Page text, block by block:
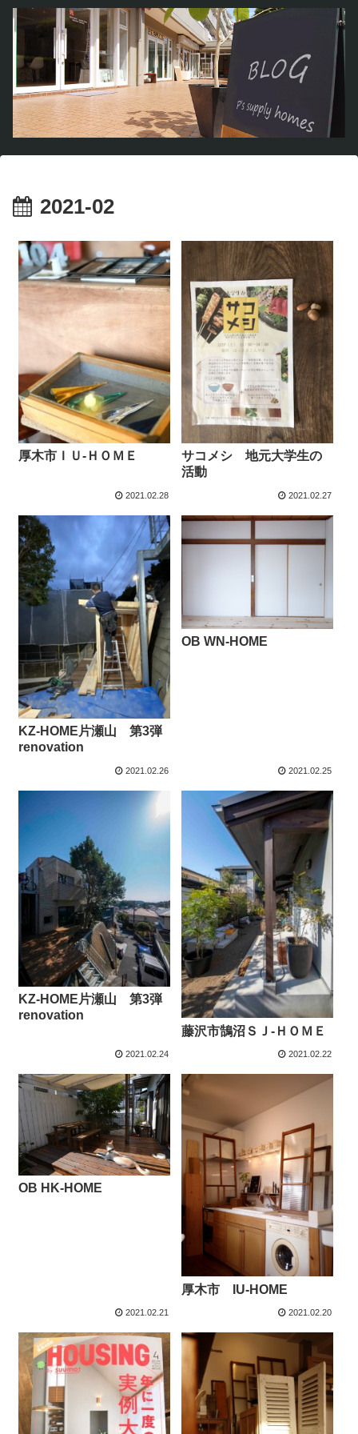
2021-02
厚木市ＩＵ-ＨＯＭＥ
2021.02.28
サコメシ 地元大学生の
活動
2021.02.27
KZ-HOME片瀬山 第3弾
renovation
2021.02.26
OB WN-HOME
2021.02.25
KZ-HOME片瀬山 第3弾
renovation
2021.02.24
藤沢市鵠沼ＳＪ-ＨＯＭＥ
2021.02.22
OB HK-HOME
2021.02.21
厚木市 IU-HOME
2021.02.20